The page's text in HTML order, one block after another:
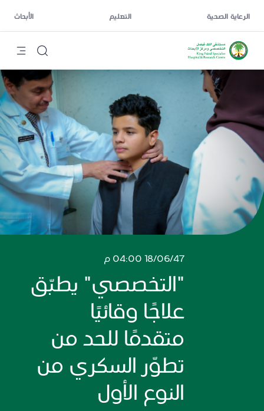
الرعاية الصحية التعليم الأبحاث
18/06/47 04:00 م
"التخصصي" يطبّق
علاجًا وقائيًا
متقدمًا للحد من
تطوّر السكري من
النوع الأول